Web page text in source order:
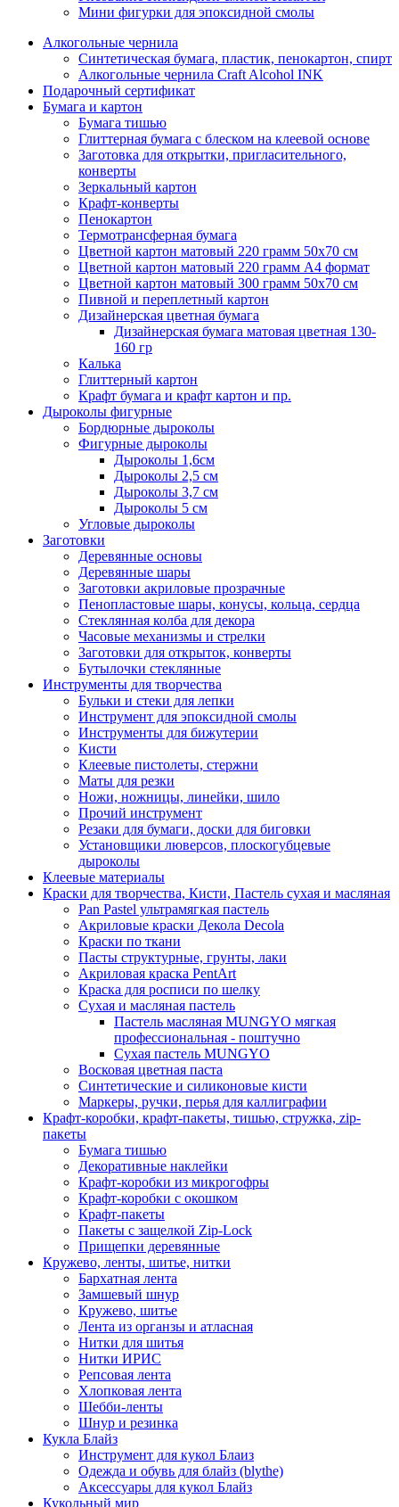
Мини фигурки для эпоксидной смолы
Алкогольные чернила
Синтетическая бумага, пластик, пенокартон, спирт
Алкогольные чернила Craft Alcohol INK
Подарочный сертификат
Бумага и картон
Бумага тишью
Глиттерная бумага с блеском на клеевой основе
Заготовка для открытки, пригласительного,
конверты
Зеркальный картон
Крафт-конверты
Пенокартон
Термотрансферная бумага
Цветной картон матовый 220 грамм 50х70 см
Цветной картон матовый 220 грамм A4 формат
Цветной картон матовый 300 грамм 50х70 см
Пивной и переплетный картон
Дизайнерская цветная бумага
Дизайнерская бумага матовая цветная 130-
160 гр
Калька
Глиттерный картон
Крафт бумага и крафт картон и пр.
Дыроколы фигурные
Бордюрные дыроколы
Фигурные дыроколы
Дыроколы 1,6см
Дыроколы 2,5 см
Дыроколы 3,7 см
Дыроколы 5 см
Угловые дыроколы
Заготовки
Деревянные основы
Деревянные шары
Заготовки акриловые прозрачные
Пенопластовые шары, конусы, кольца, сердца
Стеклянная колба для декора
Часовые механизмы и стрелки
Заготовки для открыток, конверты
Бутылочки стеклянные
Инструменты для творчества
Бульки и стеки для лепки
Инструмент для эпоксидной смолы
Инструменты для бижутерии
Кисти
Клеевые пистолеты, стержни
Маты для резки
Ножи, ножницы, линейки, шило
Прочий инструмент
Резаки для бумаги, доски для биговки
Установщики люверсов, плоскогубцевые
дыроколы
Клеевые материалы
Краски для творчества, Кисти, Пастель сухая и масляная
Pan Pastel ультрамягкая пастель
Акриловые краски Декола Decola
Краски по ткани
Пасты структурные, грунты, лаки
Акриловая краска PentArt
Краска для росписи по шелку
Cухая и масляная пастель
Пастель масляная MUNGYO мягкая
профессиональная - поштучно
Сухая пастель MUNGYO
Восковая цветная паста
Синтетические и силиконовые кисти
Маркеры, ручки, перья для каллиграфии
Крафт-коробки, крафт-пакеты, тишью, стружка, zip-
пакеты
Бумага тишью
Декоративные наклейки
Крафт-коробки из микрогофры
Крафт-коробки с окошком
Крафт-пакеты
Пакеты с защелкой Zip-Lock
Прищепки деревянные
Кружево, ленты, шитье, нитки
Бархатная лента
Замшевый шнур
Кружево, шитье
Лента из органзы и атласная
Нитки для шитья
Нитки ИРИС
Репсовая лента
Хлопковая лента
Шебби-ленты
Шнур и резинка
Кукла Блайз
Инструмент для кукол Блаиз
Одежда и обувь для блайз (blythe)
Аксессуары для кукол Блайз
Кукольный мир